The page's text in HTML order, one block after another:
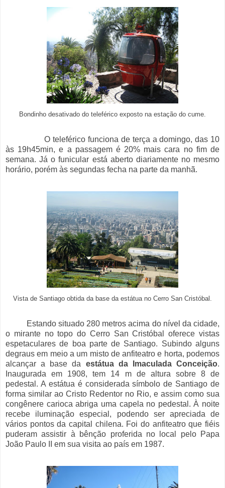
Bondinho desativado do teleférico exposto na estação do cume.
O teleférico funciona de terça a domingo, das 10
às 19h45min, e a passagem é 20% mais cara no fim de
semana. Já o funicular está aberto diariamente no mesmo
horário, porém às segundas fecha na parte da manhã.
Vista de Santiago obtida da base da estátua no Cerro San Cristóbal.
Estando situado 280 metros acima do nível da cidade,
o mirante no topo do Cerro San Cristóbal oferece vistas
espetaculares de boa parte de Santiago. Subindo alguns
degraus em meio a um misto de anfiteatro e horta, podemos
alcançar a base da estátua da Imaculada Conceição.
Inaugurada em 1908, tem 14 m de altura sobre 8 de
pedestal. A estátua é considerada símbolo de Santiago de
forma similar ao Cristo Redentor no Rio, e assim como sua
congênere carioca abriga uma capela no pedestal. À noite
recebe iluminação especial, podendo ser apreciada de
vários pontos da capital chilena. Foi do anfiteatro que fiéis
puderam assistir à bênção proferida no local pelo Papa
João Paulo II em sua visita ao país em 1987.